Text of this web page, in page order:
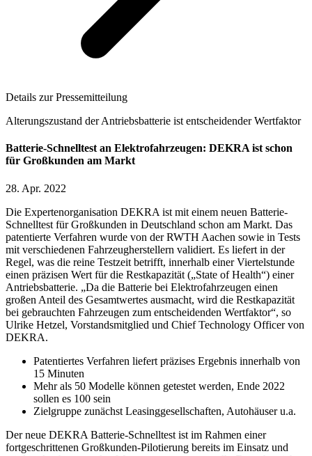
Details zur Pressemitteilung
Alterungszustand der Antriebsbatterie ist entscheidender Wertfaktor
Batterie-Schnelltest an Elektrofahrzeugen: DEKRA ist schon
für Großkunden am Markt
28. Apr. 2022
Die Expertenorganisation DEKRA ist mit einem neuen Batterie-
Schnelltest für Großkunden in Deutschland schon am Markt. Das
patentierte Verfahren wurde von der RWTH Aachen sowie in Tests
mit verschiedenen Fahrzeugherstellern validiert. Es liefert in der
Regel, was die reine Testzeit betrifft, innerhalb einer Viertelstunde
einen präzisen Wert für die Restkapazität („State of Health“) einer
Antriebsbatterie. „Da die Batterie bei Elektrofahrzeugen einen
großen Anteil des Gesamtwertes ausmacht, wird die Restkapazität
bei gebrauchten Fahrzeugen zum entscheidenden Wertfaktor“, so
Ulrike Hetzel, Vorstandsmitglied und Chief Technology Officer von
DEKRA.
Patentiertes Verfahren liefert präzises Ergebnis innerhalb von
15 Minuten
Mehr als 50 Modelle können getestet werden, Ende 2022
sollen es 100 sein
Zielgruppe zunächst Leasinggesellschaften, Autohäuser u.a.
Der neue DEKRA Batterie-Schnelltest ist im Rahmen einer
fortgeschrittenen Großkunden-Pilotierung bereits im Einsatz und